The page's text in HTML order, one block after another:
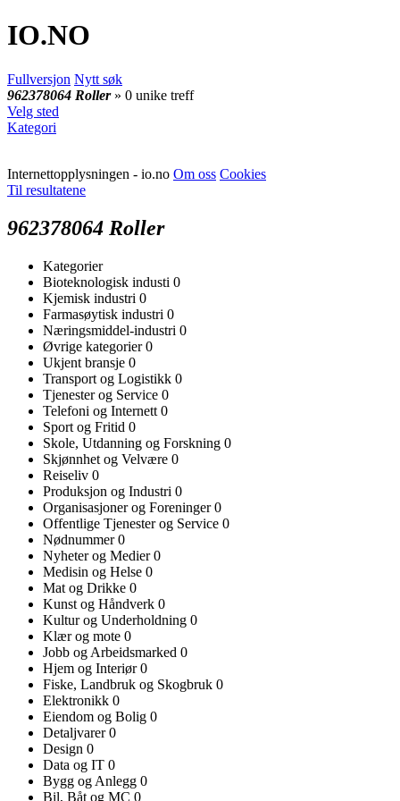
IO.NO
Fullversjon Nytt søk
962378064 Roller » 0 unike treff
Velg sted
Kategori
Internettopplysningen - io.no Om oss Cookies
Til resultatene
962378064 Roller
Kategorier
Bioteknologisk industi 0
Kjemisk industri 0
Farmasøytisk industri 0
Næringsmiddel-industri 0
Øvrige kategorier0
Ukjent bransje 0
Transport og Logistikk 0
Tjenester og Service 0
Telefoni og Internett 0
Sport og Fritid 0
Skole, Utdanning og Forskning 0
Skjønnhet og Velvære 0
Reiseliv 0
Produksjon og Industri 0
Organisasjoner og Foreninger0
Offentlige Tjenester og Service 0
Nødnummer0
Nyheter og Medier0
Medisin og Helse 0
Mat og Drikke 0
Kunst og Håndverk 0
Kultur og Underholdning 0
Klær og mote 0
Jobb og Arbeidsmarked 0
Hjem og Interiør0
Fiske, Landbruk og Skogbruk 0
Elektronikk 0
Eiendom og Bolig 0
Detaljvarer0
Design 0
Data og IT 0
Bygg og Anlegg 0
Bil, Båt og MC 0